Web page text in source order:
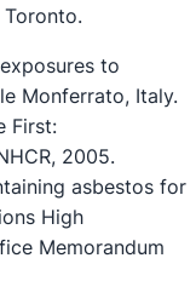
Toronto.
to
Monferrato, Italy.
First:
2005.
asbestos for
High
Memorandum